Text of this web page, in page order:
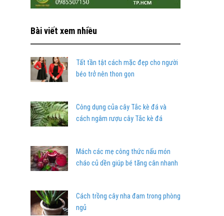
Bài viết xem nhiều
Tất tần tật cách mặc đẹp cho người
béo trở nên thon gọn
Công dụng của cây Tắc kè đá và
cách ngâm rượu cây Tắc kè đá
Mách các mẹ công thức nấu món
cháo củ dền giúp bé tăng cân nhanh
Cách trồng cây nha đam trong phòng
ngủ